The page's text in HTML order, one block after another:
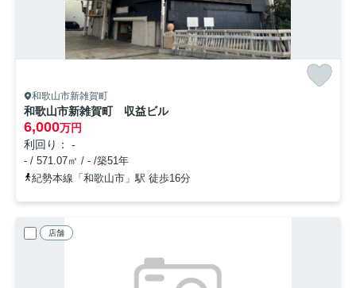
和歌山市新雑賀町
和歌山市新雑賀町 収益ビル
6,000万円
利回り： -
- / 571.07㎡ / - /築51年
紀勢本線「和歌山市」駅 徒歩16分
店舗